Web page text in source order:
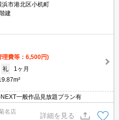
浜市港北区小机町
建
理費等：6,500円)
礼
1ヶ月
一般作品見放題プラン有
名店
詳細を見る